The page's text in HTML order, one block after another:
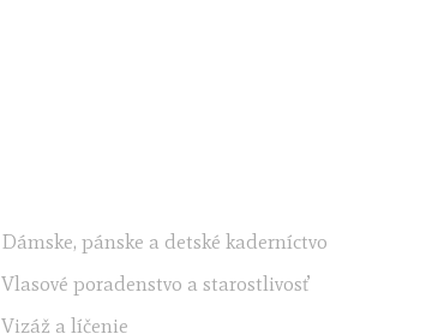
Dámske, pánske a detské kaderníctvo
Vlasové poradenstvo a starostlivosť
Vizáž a líčenie